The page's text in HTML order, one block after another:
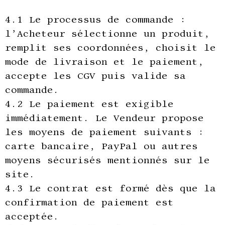
4.1 Le processus de commande :
l’Acheteur sélectionne un produit,
remplit ses coordonnées, choisit le
mode de livraison et le paiement,
accepte les CGV puis valide sa
commande.
4.2 Le paiement est exigible
immédiatement. Le Vendeur propose
les moyens de paiement suivants :
carte bancaire, PayPal ou autres
moyens sécurisés mentionnés sur le
site.
4.3 Le contrat est formé dès que la
confirmation de paiement est
acceptée.